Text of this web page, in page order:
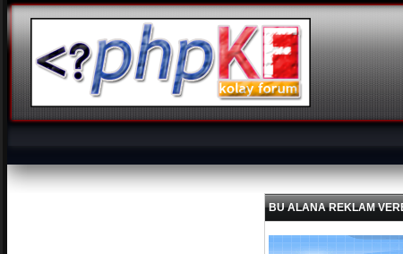
BU ALANA REKLAM